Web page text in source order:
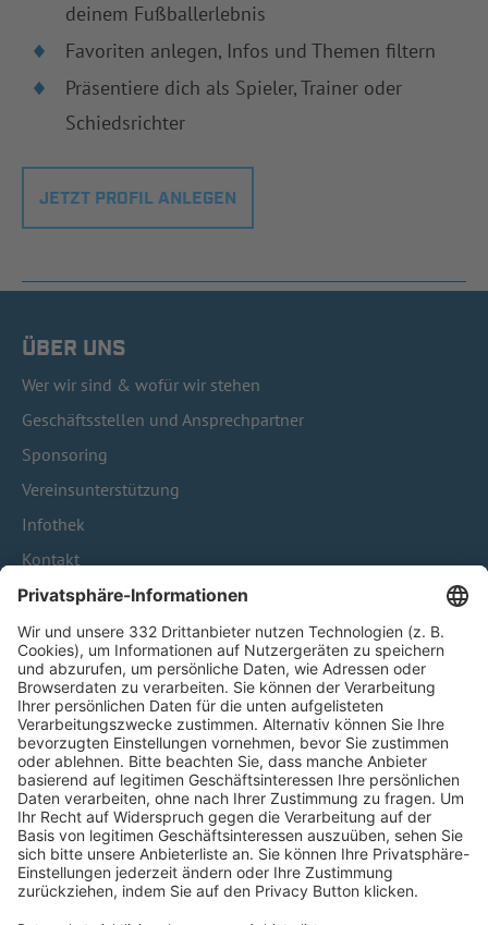
deinem Fußballerlebnis
Favoriten anlegen, Infos und Themen filtern
Präsentiere dich als Spieler, Trainer oder
Schiedsrichter
JETZT PROFIL ANLEGEN
ÜBER UNS
Wer wir sind & wofür wir stehen
Geschäftsstellen und Ansprechpartner
Sponsoring
Vereinsunterstützung
Infothek
Kontakt
HÄUFIG BESUCHTE SEITEN
Pässe und Vereinswechsel
Trainerausbildung
Schulungsangebot Vereinsmitarbeiter
BFV-Geschäftsstellen
Trainerbörse
Login SpielPlus
FOLGE DEM BFV